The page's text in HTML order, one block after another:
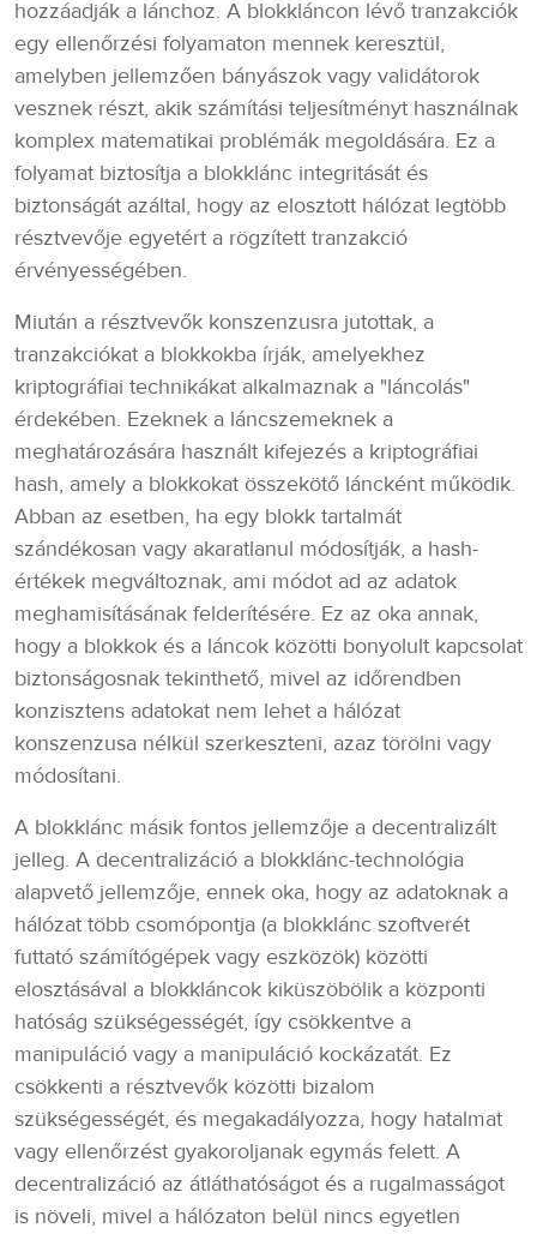
hozzáadják a lánchoz. A blokkláncon lévő tranzakciók
egy ellenőrzési folyamaton mennek keresztül,
amelyben jellemzően bányászok vagy validátorok
vesznek részt, akik számítási teljesítményt használnak
komplex matematikai problémák megoldására. Ez a
folyamat biztosítja a blokklánc integritását és
biztonságát azáltal, hogy az elosztott hálózat legtöbb
résztvevője egyetért a rögzített tranzakció
érvényességében.
Miután a résztvevők konszenzusra jutottak, a
tranzakciókat a blokkokba írják, amelyekhez
kriptográfiai technikákat alkalmaznak a "láncolás"
érdekében. Ezeknek a láncszemeknek a
meghatározására használt kifejezés a kriptográfiai
hash, amely a blokkokat összekötő láncként működik.
Abban az esetben, ha egy blokk tartalmát
szándékosan vagy akaratlanul módosítják, a hash-
értékek megváltoznak, ami módot ad az adatok
meghamisításának felderítésére. Ez az oka annak,
hogy a blokkok és a láncok közötti bonyolult kapcsolat
biztonságosnak tekinthető, mivel az időrendben
konzisztens adatokat nem lehet a hálózat
konszenzusa nélkül szerkeszteni, azaz törölni vagy
módosítani.
A blokklánc másik fontos jellemzője a decentralizált
jelleg. A decentralizáció a blokklánc-technológia
alapvető jellemzője, ennek oka, hogy az adatoknak a
hálózat több csomópontja (a blokklánc szoftverét
futtató számítógépek vagy eszközök) közötti
elosztásával a blokkláncok kiküszöbölik a központi
hatóság szükségességét, így csökkentve a
manipuláció vagy a manipuláció kockázatát. Ez
csökkenti a résztvevők közötti bizalom
szükségességét, és megakadályozza, hogy hatalmat
vagy ellenőrzést gyakoroljanak egymás felett. A
decentralizáció az átláthatóságot és a rugalmasságot
is növeli, mivel a hálózaton belül nincs egyetlen